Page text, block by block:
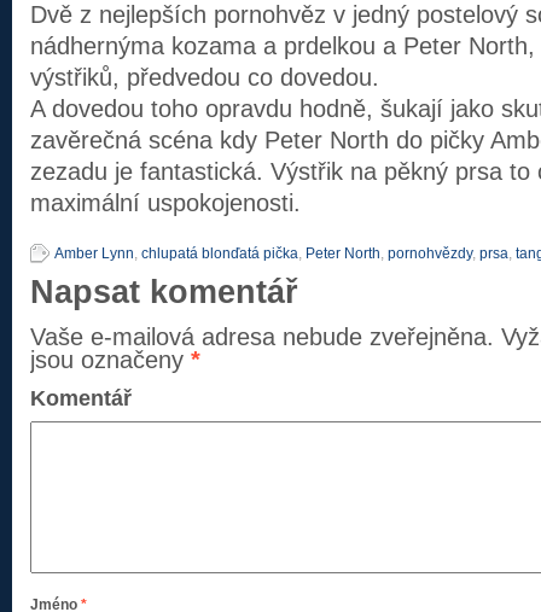
Dvě z nejlepších pornohvěz v jedný postelový
nádhernýma kozama a prdelkou a Peter
výstřiků, předvedou co dovedou.
A dovedou toho opravdu hodně, šukají jako
zavěrečná scéna kdy Peter North do pičky
zezadu je fantastická. Výstřik na pěkný prsa to
maximální uspokojenosti.
Amber Lynn, chlupatá blonďatá pička, Peter North, pornohvězdy, prsa,
Napsat komentář
Vaše e-mailová adresa nebude zveřejněna.
jsou označeny *
Komentář
Jméno *